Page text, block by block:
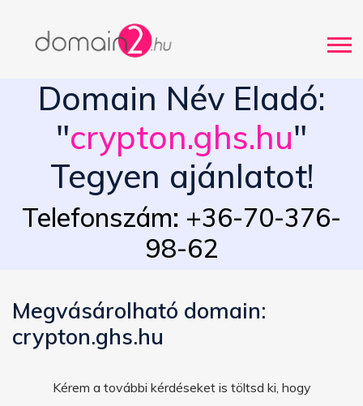
Domain Név Eladó:
"crypton.ghs.hu"
Tegyen ajánlatot!
Telefonszám: +36-70-376-
98-62
Megvásárolható domain:
crypton.ghs.hu
Kérem a további kérdéseket is töltsd ki, hogy